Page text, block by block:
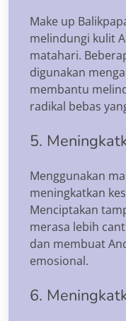
Make up
melindungi kulit
matahari.
digunakan
membantu
radikal bebas
5.
Menggunakan
meningkatkan
Menciptakan
merasa lebih
dan membuat
emosional.
6.